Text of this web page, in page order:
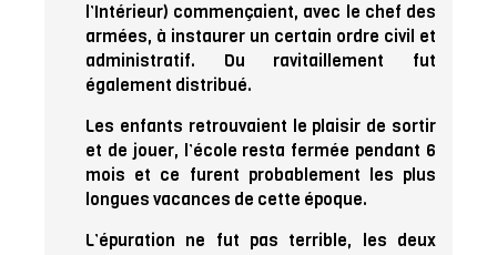
l’Intérieur) commençaient, avec le chef des
armées, à instaurer un certain ordre civil et
administratif. Du ravitaillement fut
également distribué.
Les enfants retrouvaient le plaisir de sortir
et de jouer, l’école resta fermée pendant 6
mois et ce furent probablement les plus
longues vacances de cette époque.
L’épuration ne fut pas terrible, les deux